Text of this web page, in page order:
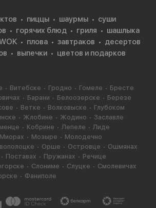
пиццы шаурмы
суши
горячих блюд гриля
шашлыка
плова завтраков
десертов
выпечки
цветов и подарков
Витебске Гродно Гомеле
Бресте
Барани Белоозерске
Березе
Ветке Волковыске
Глубоком
Жлобине Жодино
Заславле
Кобрине Лепеле
Лиде
Миорах Мозыре
Молодечно
Орше Островце
Ошмянах
Поставах Пружанах
Речице
Слониме Слуцке
Смолевичах
Фаниполе